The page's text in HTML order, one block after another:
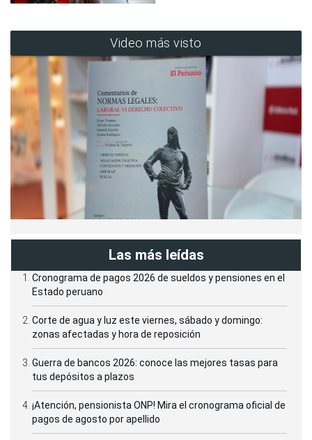
Video más visto
Las más leídas
Cronograma de pagos 2026 de sueldos y pensiones en el
Estado peruano
Corte de agua y luz este viernes, sábado y domingo:
zonas afectadas y hora de reposición
Guerra de bancos 2026: conoce las mejores tasas para
tus depósitos a plazos
¡Atención, pensionista ONP! Mira el cronograma oficial de
pagos de agosto por apellido